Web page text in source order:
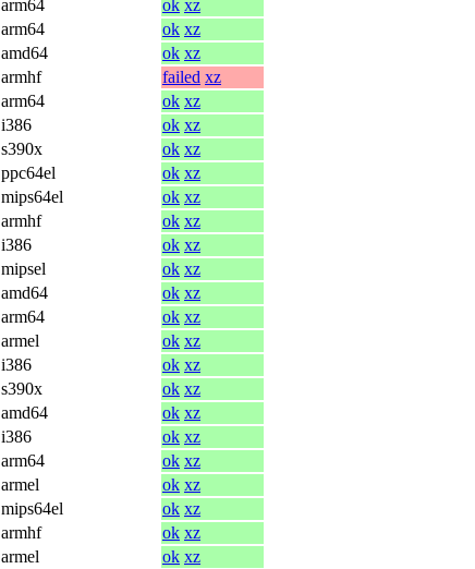
arm64 ok xz
arm64 ok xz
amd64 ok xz
armhf failed xz
arm64 ok xz
i386 ok xz
s390x ok xz
ppc64el ok xz
mips64el ok xz
armhf ok xz
i386 ok xz
mipsel ok xz
amd64 ok xz
arm64 ok xz
armel ok xz
i386 ok xz
s390x ok xz
amd64 ok xz
i386 ok xz
arm64 ok xz
armel ok xz
mips64el ok xz
armhf ok xz
armel ok xz